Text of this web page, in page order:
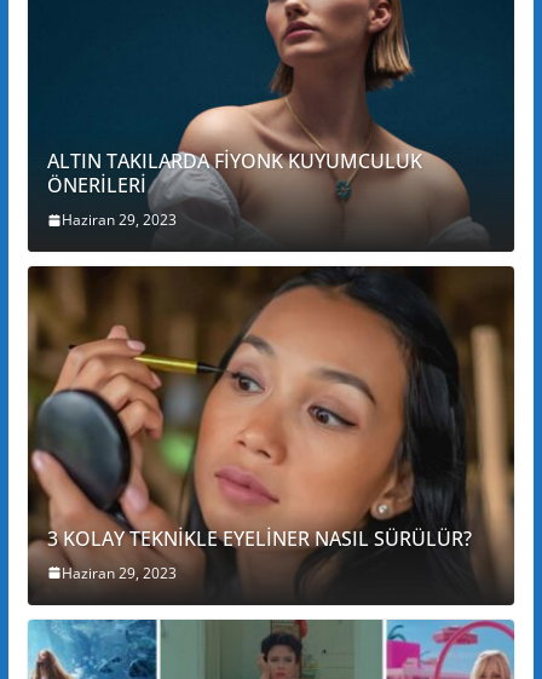
ALTIN TAKILARDA FİYONK KUYUMCULUK
ÖNERİLERİ
Haziran 29, 2023
3 KOLAY TEKNİKLE EYELİNER NASIL SÜRÜLÜR?
Haziran 29, 2023